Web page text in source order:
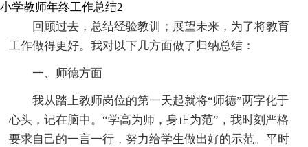
小学教师年终工作总结2
回顾过去，总结经验教训；展望未来，为了将教育
工作做得更好。我对以下几方面做了归纳总结：
一、师德方面
我从踏上教师岗位的第一天起就将“师德”两字化于
心头，记在脑中。“学高为师，身正为范”，我时刻严格
要求自己的一言一行，努力给学生做出好的示范。平时